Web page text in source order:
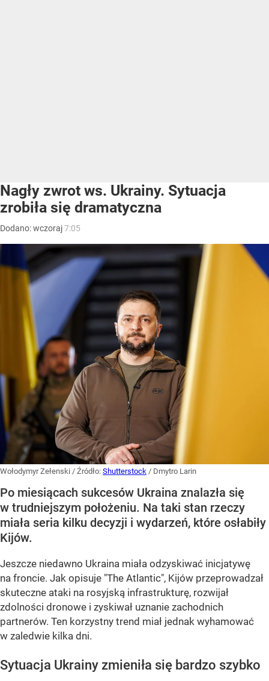
Nagły zwrot ws. Ukrainy. Sytuacja
zrobiła się dramatyczna
Dodano:wczoraj7:05
Wołodymyr Zełenski / Źródło: Shutterstock / Dmytro Larin
Po miesiącach sukcesów Ukraina znalazła się
w trudniejszym położeniu. Na taki stan rzeczy
miała seria kilku decyzji i wydarzeń, które osłabiły
Kijów.
Jeszcze niedawno Ukraina miała odzyskiwać inicjatywę
na froncie. Jak opisuje "The Atlantic", Kijów przeprowadzał
skuteczne ataki na rosyjską infrastrukturę, rozwijał
zdolności dronowe i zyskiwał uznanie zachodnich
partnerów. Ten korzystny trend miał jednak wyhamować
w zaledwie kilka dni.
Sytuacja Ukrainy zmieniła się bardzo szybko